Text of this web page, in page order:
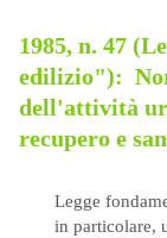
1985, n. 47
edilizio"):
dell'attività
recupero e
Legge
in particolare,